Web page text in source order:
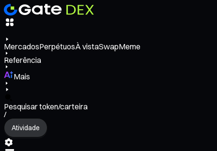
MercadosPerpétuosÀ vistaSwapMeme
Referência
Mais
Pesquisar token/carteira
/
Atividade